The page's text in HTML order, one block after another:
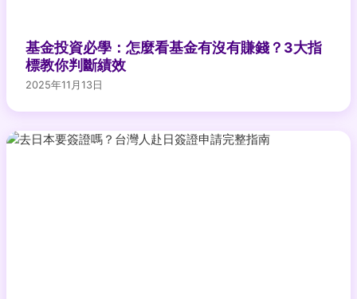
基金投資必學：怎麼看基金有沒有賺錢？3大指
標教你判斷績效
2025年11月13日